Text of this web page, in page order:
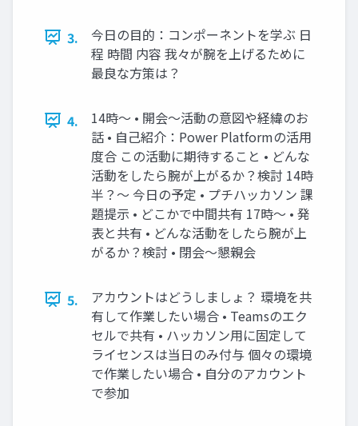
3.
今日の目的：コンポーネントを学ぶ 日
程 時間 内容 我々が腕を上げるために
最良な方策は？
4.
14時～ • 開会～活動の意図や経緯のお
話 • 自己紹介：Power Platformの活用
度合 この活動に期待すること • どんな
活動をしたら腕が上がるか？検討 14時
半？～ 今日の予定 • プチハッカソン 課
題提示 • どこかで中間共有 17時～ • 発
表と共有 • どんな活動をしたら腕が上
がるか？検討 • 閉会～懇親会
5.
アカウントはどうしましょ？ 環境を共
有して作業したい場合 • Teamsのエク
セルで共有 • ハッカソン用に固定して
ライセンスは当日のみ付与 個々の環境
で作業したい場合 • 自分のアカウント
で参加